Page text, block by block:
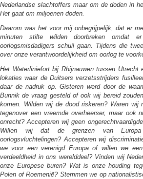
Nederlandse slachtoffers maar om de doden in
Het gaat om miljoenen doden.
Daarom was het voor mij onbegrijpelijk, dat er
minuten stilte wilden doorbreken omdat
oorlogsmisdadigers schuil gaan. Tijdens die
over onze verantwoordelijkheid om oorlog te
Het Waterliniefort bij Rhijnauwen tussen
lokaties waar de Duitsers verzetsstrijders
daar de nadruk op. Gisteren werd door de
Bunnik de vraag gesteld of ook wij bereid
komen. Wilden wij de dood riskeren? Waren wij
tegenover een vreemde overheerser, maar ook
onrecht? Accepteren wij geen
Willen wij dat de grenzen van
oorlogsvluchtelingen? Accepteren wij
we voor een verenigd Europa of willen we
verdeeldheid in ons werelddeel? Vinden wij
onze Europese buren? Wat is onze houding
Polen of Roemenië? Stemmen we op